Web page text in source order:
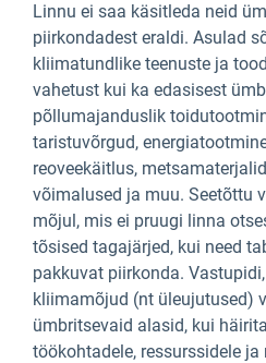
Linnu ei saa käsitleda neid
piirkondadest eraldi. Asulad
kliimatundlike teenuste ja
vahetust kui ka edasisest
põllumajanduslik
taristuvõrgud,
reoveekäitlus,
võimalused ja muu. Seetõttu
mõjul, mis ei pruugi linna
tõsised tagajärjed, kui need
pakkuvat piirkonda.
kliimamõjud (nt üleujutused)
ümbritsevaid alasid, kui
töökohtadele, ressurssidele